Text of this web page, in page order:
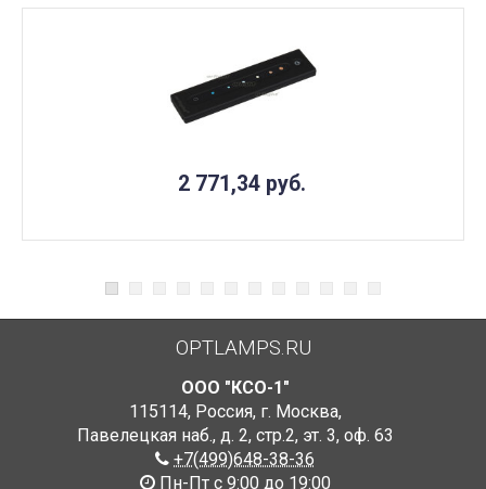
2 771,34 руб.
OPTLAMPS.RU
ООО "КСО-1"
115114, Россия, г. Москва,
Павелецкая наб., д. 2, стр.2, эт. 3, оф. 63
+7(499)648-38-36
Пн-Пт с 9:00 до 19:00